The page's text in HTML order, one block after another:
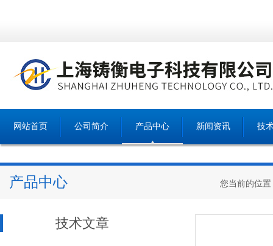
网站首页 公司简介 产品中心 新闻资讯 技
产品中心 您当前的位置
技术文章